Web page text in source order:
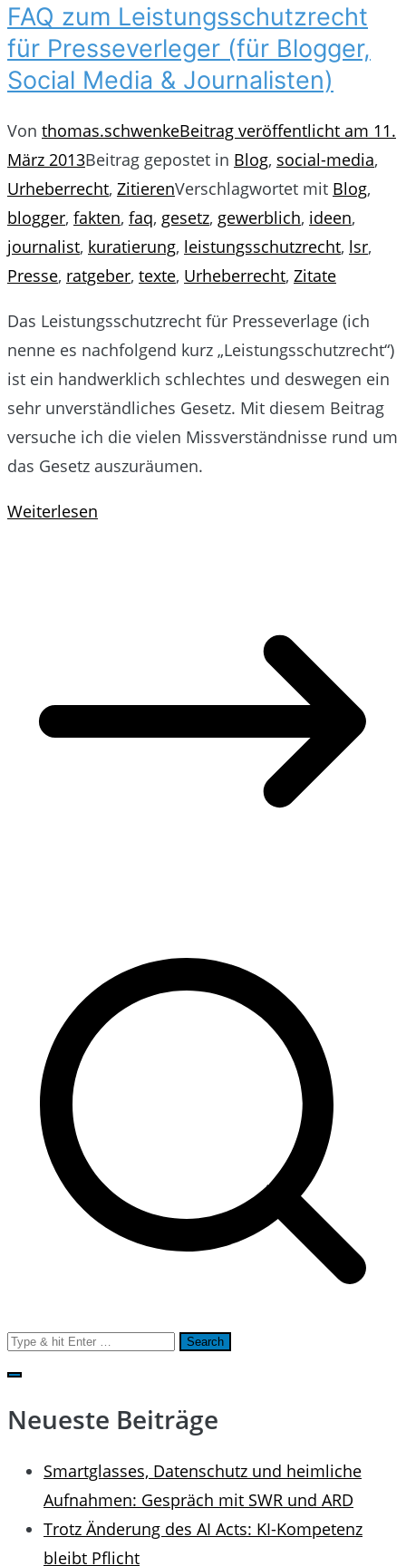
FAQ zum Leistungsschutzrecht
für Presseverleger (für Blogger,
Social Media & Journalisten)
Von thomas.schwenkeBeitrag veröffentlicht am 11.
März 2013Beitrag gepostet in Blog, social-media,
Urheberrecht, ZitierenVerschlagwortet mit Blog,
blogger, fakten, faq, gesetz, gewerblich, ideen,
journalist, kuratierung, leistungsschutzrecht, lsr,
Presse, ratgeber, texte, Urheberrecht, Zitate
Das Leistungsschutzrecht für Presseverlage (ich
nenne es nachfolgend kurz „Leistungsschutzrecht“)
ist ein handwerklich schlechtes und deswegen ein
sehr unverständliches Gesetz. Mit diesem Beitrag
versuche ich die vielen Missverständnisse rund um
das Gesetz auszuräumen.
Weiterlesen
Search
for:
Neueste Beiträge
Smartglasses, Datenschutz und heimliche
Aufnahmen: Gespräch mit SWR und ARD
Trotz Änderung des AI Acts: KI-Kompetenz
bleibt Pflicht